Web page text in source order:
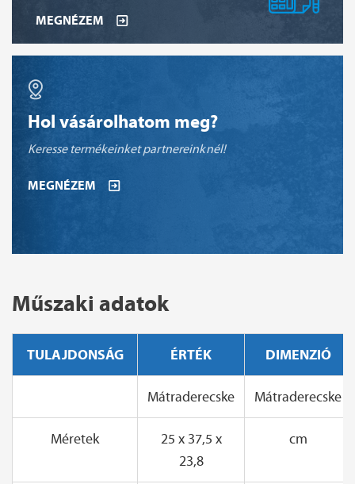
MEGNÉZEM
Hol vásárolhatom meg?
Keresse termékeinket partnereinknél!
MEGNÉZEM
Műszaki adatok
TULAJDONSÁG ÉRTÉK DIMENZIÓ
Mátraderecske Mátraderecske
Méretek
25 x 37,5 x
23,8
cm